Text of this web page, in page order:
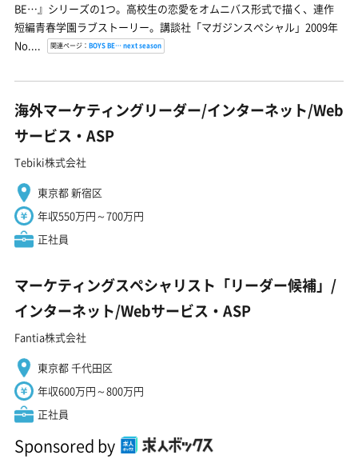
BE…』シリーズの1つ。高校生の恋愛をオムニバス形式で描く、連作
短編青春学園ラブストーリー。講談社「マガジンスペシャル」2009年
No....
関連ページ： BOYS BE… next season
海外マーケティングリーダー/インターネット/Web
サービス・ASP
Tebiki株式会社
東京都 新宿区
年収550万円～700万円
正社員
マーケティングスペシャリスト「リーダー候補」/
インターネット/Webサービス・ASP
Fantia株式会社
東京都 千代田区
年収600万円～800万円
正社員
Sponsored by